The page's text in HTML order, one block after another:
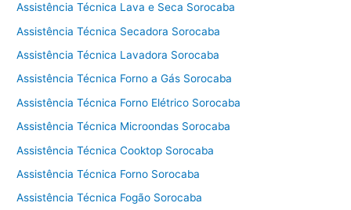
Assistência Técnica Lava e Seca Sorocaba
Assistência Técnica Secadora Sorocaba
Assistência Técnica Lavadora Sorocaba
Assistência Técnica Forno a Gás Sorocaba
Assistência Técnica Forno Elétrico Sorocaba
Assistência Técnica Microondas Sorocaba
Assistência Técnica Cooktop Sorocaba
Assistência Técnica Forno Sorocaba
Assistência Técnica Fogão Sorocaba